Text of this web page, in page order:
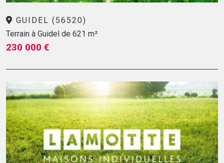
GUIDEL (56520)
Terrain à Guidel de 621 m²
230 000 €